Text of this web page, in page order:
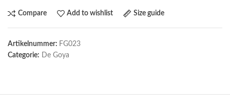
Compare Add to wishlist Size guide
Artikelnummer: FG023
Categorie:
De Goya